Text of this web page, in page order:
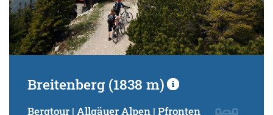
Breitenberg (1838 m)
Bergtour | Allgäuer Alpen | Pfronten